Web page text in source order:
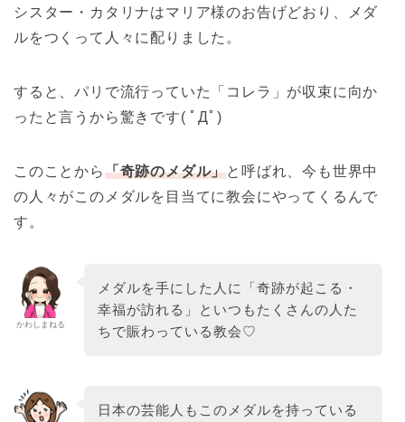
シスター・カタリナはマリア様のお告げどおり、メダ
ルをつくって人々に配りました。
すると、パリで流行っていた「コレラ」が収束に向か
ったと言うから驚きです( ﾟДﾟ)
このことから「奇跡のメダル」と呼ばれ、今も世界中
の人々がこのメダルを目当てに教会にやってくるんで
す。
かわしまねる
メダルを手にした人に「奇跡が起こる・
幸福が訪れる」といつもたくさんの人た
ちで賑わっている教会♡
日本の芸能人もこのメダルを持っている